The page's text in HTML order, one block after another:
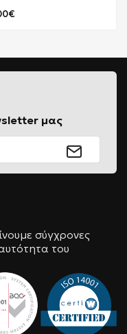
μας
σύγχρονες
του